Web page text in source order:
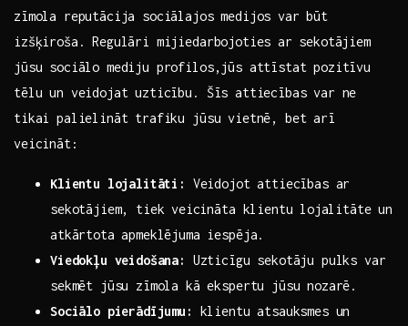
zīmola reputācija ‍sociālajos medijos var​ būt
izšķiroša. ‍Regulāri mijiedarbojoties ⁢ar sekotājiem
jūsu sociālo‌ mediju profilos,jūs attīstat pozitīvu
tēlu un ​veidojat​ uzticību. Šīs attiecības var ne‌
tikai palielināt trafiku jūsu vietnē, bet arī
veicināt:
Klientu lojalitāti:
Veidojot attiecības ar
sekotājiem, tiek ⁣veicināta klientu⁣ lojalitāte un
atkārtota apmeklējuma iespēja.
Viedokļu veidošana:
Uzticīgu sekotāju pulks var
sekmēt jūsu zīmola kā ekspertu jūsu nozarē.
Sociālo pierādījumu:
‍klientu atsauksmes‍ un